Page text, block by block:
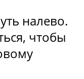
налево.
чтобы